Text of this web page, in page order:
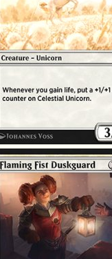
Garde du crépuscule du Poing